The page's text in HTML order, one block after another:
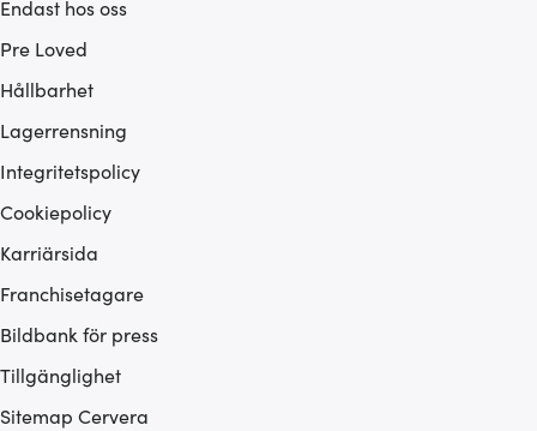
Endast hos oss
Pre Loved
Hållbarhet
Lagerrensning
Integritetspolicy
Cookiepolicy
Karriärsida
Franchisetagare
Bildbank för press
Tillgänglighet
Sitemap Cervera